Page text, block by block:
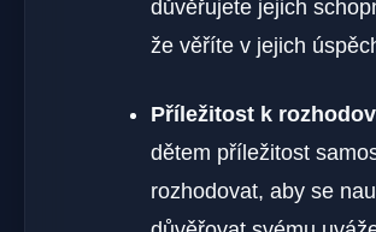
důvěřujete jejich
že věříte v jejich
Příležitost k
dětem příležitost
rozhodovat, aby se